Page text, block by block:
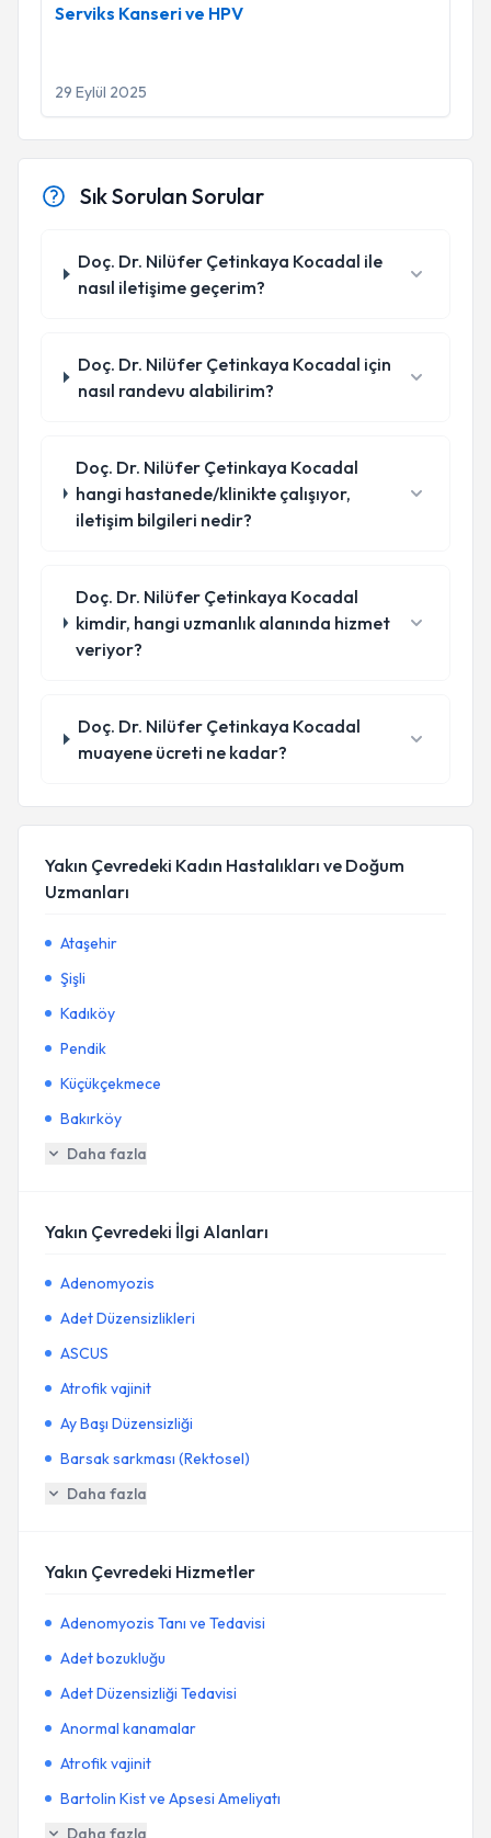
Serviks Kanseri ve HPV
29 Eylül 2025
Sık Sorulan Sorular
Doç. Dr. Nilüfer Çetinkaya Kocadal ile
nasıl iletişime geçerim?
Doç. Dr. Nilüfer Çetinkaya Kocadal için
nasıl randevu alabilirim?
Doç. Dr. Nilüfer Çetinkaya Kocadal
hangi hastanede/klinikte çalışıyor,
iletişim bilgileri nedir?
Doç. Dr. Nilüfer Çetinkaya Kocadal
kimdir, hangi uzmanlık alanında hizmet
veriyor?
Doç. Dr. Nilüfer Çetinkaya Kocadal
muayene ücreti ne kadar?
Yakın Çevredeki Kadın Hastalıkları ve Doğum
Uzmanları
Ataşehir
Şişli
Kadıköy
Pendik
Küçükçekmece
Bakırköy
Daha fazla
Yakın Çevredeki İlgi Alanları
Adenomyozis
Adet Düzensizlikleri
ASCUS
Atrofik vajinit
Ay Başı Düzensizliği
Barsak sarkması (Rektosel)
Daha fazla
Yakın Çevredeki Hizmetler
Adenomyozis Tanı ve Tedavisi
Adet bozukluğu
Adet Düzensizliği Tedavisi
Anormal kanamalar
Atrofik vajinit
Bartolin Kist ve Apsesi Ameliyatı
Daha fazla